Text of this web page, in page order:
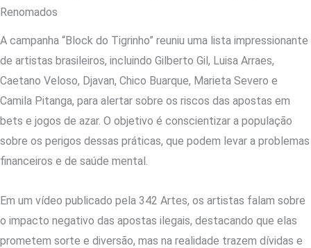
Renomados
A campanha “Block do Tigrinho” reuniu uma lista impressionante
de artistas brasileiros, incluindo Gilberto Gil, Luisa Arraes,
Caetano Veloso, Djavan, Chico Buarque, Marieta Severo e
Camila Pitanga, para alertar sobre os riscos das apostas em
bets e jogos de azar. O objetivo é conscientizar a população
sobre os perigos dessas práticas, que podem levar a problemas
financeiros e de saúde mental.
Em um vídeo publicado pela 342 Artes, os artistas falam sobre
o impacto negativo das apostas ilegais, destacando que elas
prometem sorte e diversão, mas na realidade trazem dívidas e